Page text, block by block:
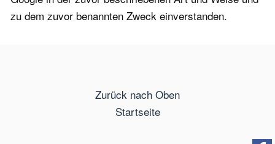
zu dem zuvor benannten Zweck einverstanden.
Zurück nach Oben
Startseite